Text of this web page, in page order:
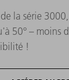
de la série
50° – moins
!